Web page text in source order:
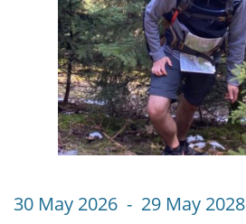
30 May 2026 - 29 May 2028